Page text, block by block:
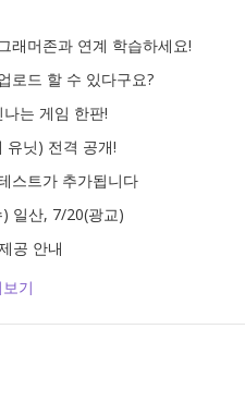
래머존과 연계 학습하세요!
로드 할 수 있다구요?
는 게임 한판!
유닛) 전격 공개!
스트가 추가됩니다
일산, 7/20(광교)
공 안내
기